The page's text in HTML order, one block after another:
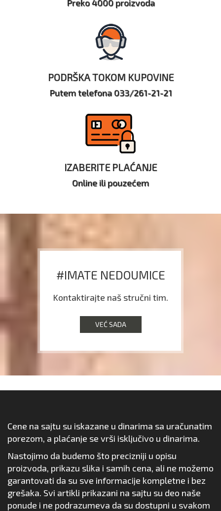
Preko 4000 proizvoda
PODRŠKA TOKOM KUPOVINE
Putem telefona 033/261-21-21
IZABERITE PLAĆANJE
Online ili pouzećem
#IMATE NEDOUMICE
Kontaktirajte naš stručni tim.
VEĆ SADA
Cene na sajtu su iskazane u dinarima sa uračunatim
porezom, a plaćanje se vrši isključivo u dinarima.
Nastojimo da budemo što precizniji u opisu
proizvoda, prikazu slika i samih cena, ali ne možemo
garantovati da su sve informacije kompletne i bez
grešaka. Svi artikli prikazani na sajtu su deo naše
ponude i ne podrazumeva da su dostupni u svakom